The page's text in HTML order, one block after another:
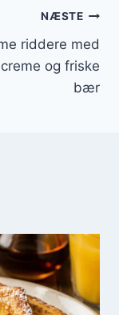
NÆSTE
riddere med
og friske
bær